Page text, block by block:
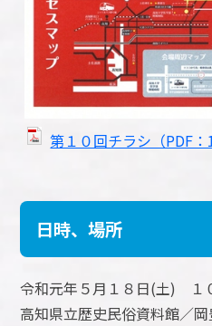
第１０回チラシ（PDF：
日時、場所
令和元年５月１８日(土) １
高知県立歴史民俗資料館／